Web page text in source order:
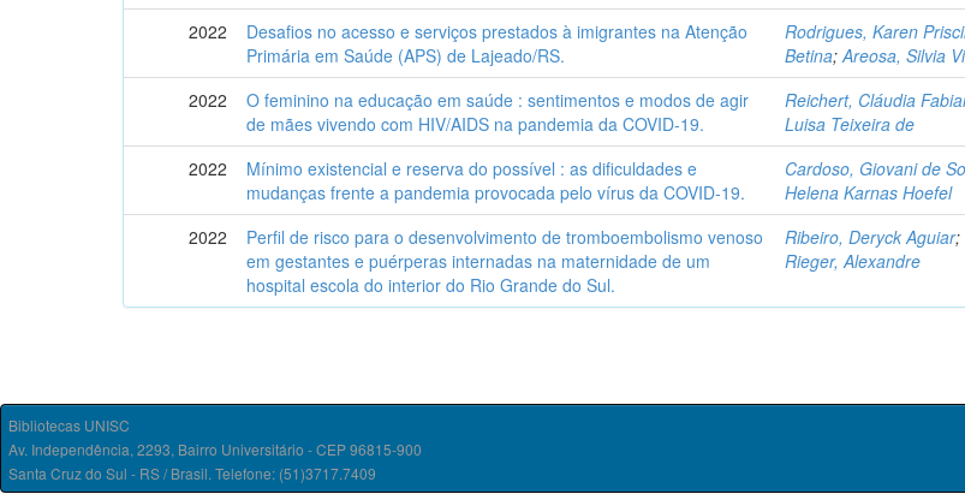
2022
Desafios no acesso e serviços prestados à imigrantes na Atenção
Primária em Saúde (APS) de Lajeado/RS.
Rodrigues, Karen
Betina;Areosa, Silvia
2022
O feminino na educação em saúde : sentimentos e modos de agir
de mães vivendo com HIV/AIDS na pandemia da COVID-19.
Reichert, Cláudia
Luisa Teixeira de
2022
Mínimo existencial e reserva do possível : as dificuldades e
mudanças frente a pandemia provocada pelo vírus da COVID-19.
Cardoso, Giovani de
Helena Karnas Hoefel
2022
Perfil de risco para o desenvolvimento de tromboembolismo venoso
em gestantes e puérperas internadas na maternidade de um
hospital escola do interior do Rio Grande do Sul.
Ribeiro, Deryck Aguiar;
Rieger, Alexandre
Bibliotecas UNISC
Av. Independência, 2293, Bairro Universitário - CEP 96815-900
Santa Cruz do Sul - RS / Brasil. Telefone: (51)3717.7409